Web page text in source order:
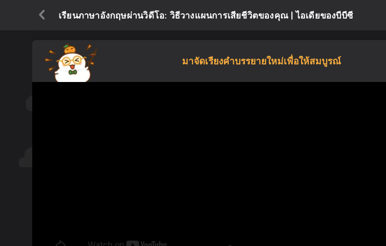
เรียนภาษาอังกฤษผ่านวิดีโอ: วิธีวางแผนการเสียชีวิตของคุณ | ไอเดียของบีบีซี
มาจัดเรียงคำบรรยายใหม่เพื่อให้สมบูรณ์